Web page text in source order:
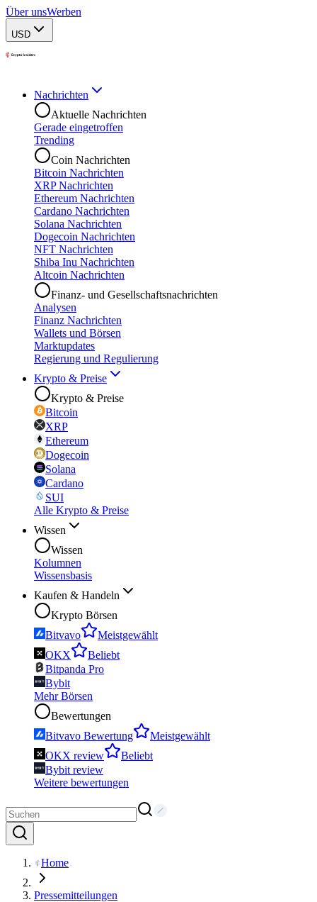
Über unsWerben
USD
Nachrichten
Aktuelle Nachrichten
Gerade eingetroffen
Trending
Coin Nachrichten
Bitcoin Nachrichten
XRP Nachrichten
Ethereum Nachrichten
Cardano Nachrichten
Solana Nachrichten
Dogecoin Nachrichten
NFT Nachrichten
Shiba Inu Nachrichten
Altcoin Nachrichten
Finanz- und Gesellschaftsnachrichten
Analysen
Finanz Nachrichten
Wallets und Börsen
Marktupdates
Regierung und Regulierung
Krypto & Preise
Krypto & Preise
Bitcoin
XRP
Ethereum
Dogecoin
Solana
Cardano
SUI
Alle Krypto & Preise
Wissen
Wissen
Kolumnen
Wissensbasis
Kaufen & Handeln
Krypto Börsen
Bitvavo
Meistgewählt
OKX
Beliebt
Bitpanda Pro
Bybit
Mehr Börsen
Bewertungen
Bitvavo Bewertung
Meistgewählt
OKX review
Beliebt
Bybit review
Weitere bewertungen
Home
Pressemitteilungen